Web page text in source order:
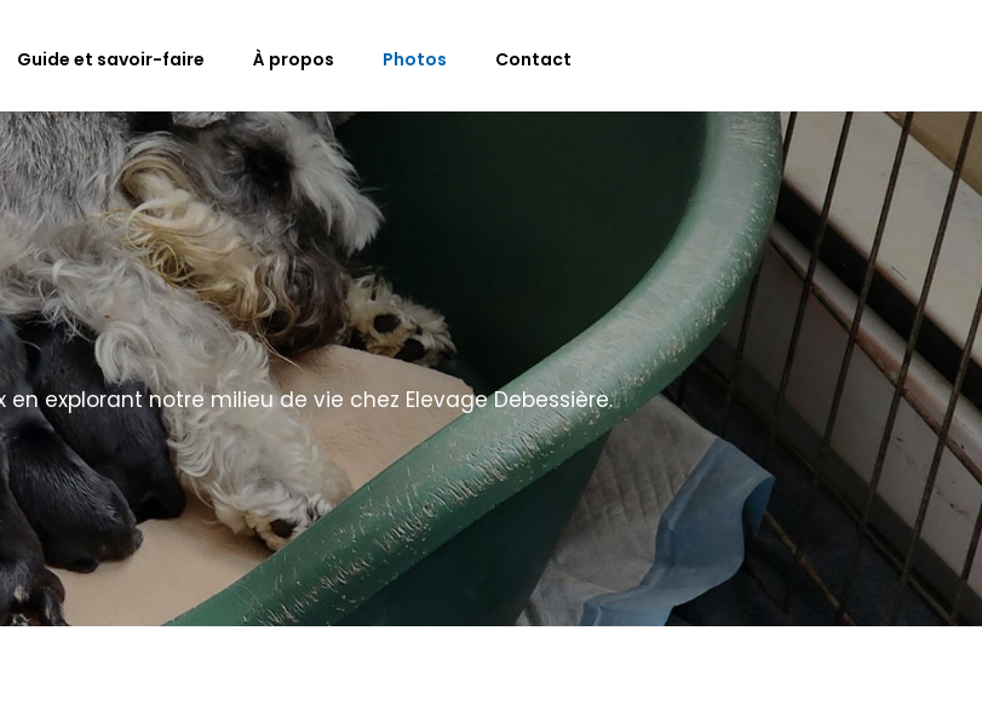
Guide et savoir-faire À propos Photos Contact
explorant notre milieu de vie chez Elevage Debessière.